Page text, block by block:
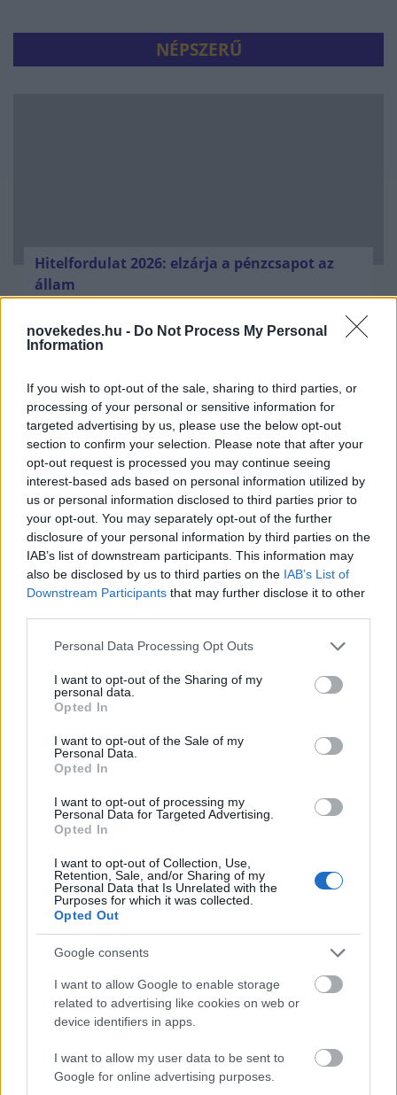
novekedes.hu - Do Not Process My Personal
Information
If you wish to opt-out of the sale, sharing to third parties, or
processing of your personal or sensitive information for
targeted advertising by us, please use the below opt-out
section to confirm your selection. Please note that after your
opt-out request is processed you may continue seeing
interest-based ads based on personal information utilized by
us or personal information disclosed to third parties prior to
your opt-out. You may separately opt-out of the further
disclosure of your personal information by third parties on the
IAB’s list of downstream participants. This information may
also be disclosed by us to third parties on the IAB’s List of
Downstream Participants that may further disclose it to other
Please note that this website/app uses one or more Google
not limited to your visit or usage behaviour. You may click to
grant or deny consent to Google and its third-party tags to
use your data for below specified purposes in below Google
consent section.
Personal Data Processing Opt Outs
I want to opt-out of the Sharing of my
personal data.
Opted In
I want to opt-out of the Sale of my
Personal Data.
Opted In
I want to opt-out of processing my
Personal Data for Targeted Advertising.
Opted In
I want to opt-out of Collection, Use,
Retention, Sale, and/or Sharing of my
Personal Data that Is Unrelated with the
Purposes for which it was collected.
Opted Out
Google consents
I want to allow Google to enable storage
related to advertising like cookies on web or
device identifiers in apps.
I want to allow my user data to be sent to
Google for online advertising purposes.
NÉPSZERŰ
Hitelfordulat 2026: elzárja a pénzcsapot az
állam
Vagyonvisszaszerzés: amikor a pénz
gyorsabban fut, mint a jog
ELEMZÉSEK 2026. júl. 21.
Kéthónapos a Tisza-kormány: íme a mérleg!
ELEMZÉSEK 2026. júl. 21.
Uniós források: íme a teendők, amelyek a